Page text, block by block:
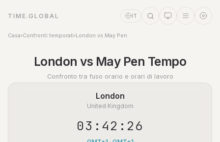
TIME.GLOBAL IT
Casa›Confronti temporali›London vs May Pen
London vs May Pen Tempo
Confronto tra fuso orario e orari di lavoro
London
United Kingdom
03:42:27
Assistente a tempo
Online